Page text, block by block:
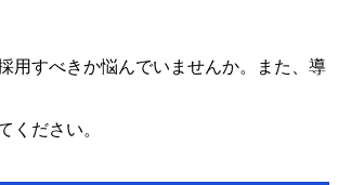
用すべきか悩んでいませんか。また、導
ください。